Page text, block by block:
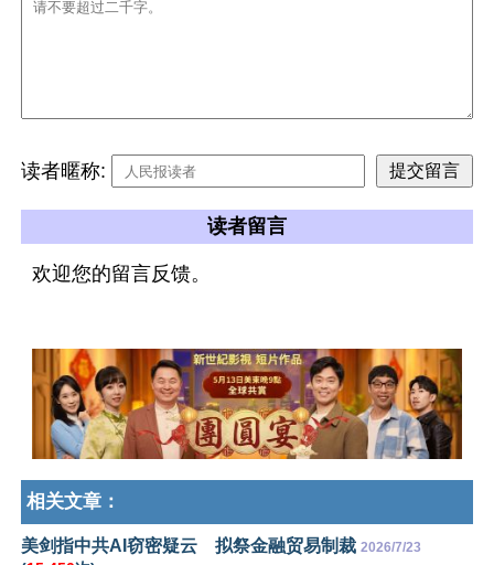
读者暱称:
读者留言
欢迎您的留言反馈。
相关文章：
美剑指中共AI窃密疑云 拟祭金融贸易制裁 2026/7/23